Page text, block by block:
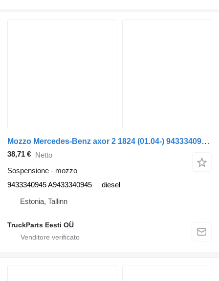
Mozzo Mercedes-Benz axor 2 1824 (01.04-) 9433340945 per trattore stradale Mercedes-Benz Actros, Axor MP1, MP2, MP3 (1996-2014)
38,71 € Netto
Sospensione - mozzo
9433340945 A9433340945
diesel
Estonia, Tallinn
TruckParts Eesti OÜ